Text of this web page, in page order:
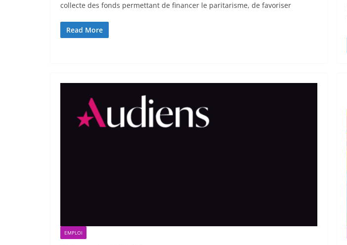
collecte des fonds permettant de financer le paritarisme, de favoriser
Read More
EMPLOI